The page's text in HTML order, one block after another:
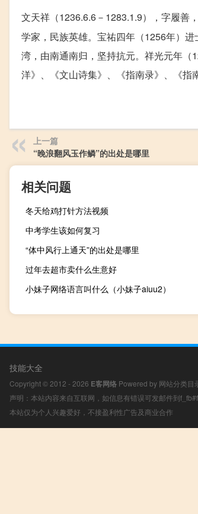
文天祥（1236.6.6－1283.1.9），字履善
学家，民族英雄。宝祐四年（1256年）
湾，由南通南归，坚持抗元。祥光元年
洋》、《文山诗集》、《指南录》、《指
上一篇
“晚浪翻风玉作鳞”的出处是哪里
相关问题
冬天给鸡打针方法视频
中考学生该如何复习
“体中风行上通天”的出处是哪里
过年去超市卖什么生意好
小妹子网络语言叫什么（小妹子aiuu2）
技能大全
Copyright © 2012 - 2026 E客网络 Powered by 网站分类目
声明：本站内容来自互联网，如信息有错误可发邮件到
本站仅为个人兴趣爱好，不接盈利性广告及商业合作